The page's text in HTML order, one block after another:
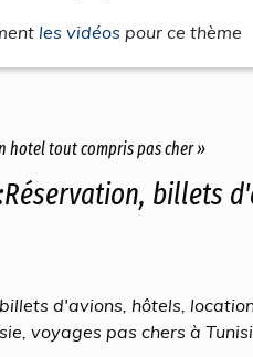
les vidéos pour ce thème
hotel tout compris pas cher »
billets
d'avions, hôtels,
voyages pas chers à